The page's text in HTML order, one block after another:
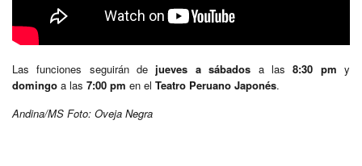
Las funciones seguirán de jueves a sábados a las8:30 pm y
domingo a las 7:00 pm en el Teatro Peruano Japonés.
Andina/MS Foto: Oveja Negra